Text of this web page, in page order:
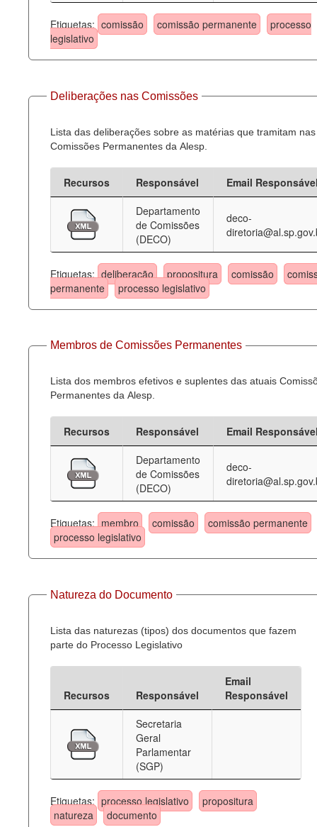
Etiquetas: comissão comissão permanente
processo
legislativo
Deliberações nas Comissões
Lista das deliberações sobre as matérias que tramitam nas
Comissões Permanentes da Alesp.
Recursos Responsável
Email
Departamento
de Comissões
(DECO)
deco-
Etiquetas: deliberação propositura comissão
permanente
processo legislativo
Membros de Comissões Permanentes
Lista dos membros efetivos e suplentes das atuais
Permanentes da Alesp.
Recursos Responsável
Email
Departamento
de Comissões
(DECO)
deco-
Etiquetas: membro comissão
comissão permanente
processo legislativo
Natureza do Documento
Lista das naturezas (tipos) dos documentos que fazem
parte do Processo Legislativo
Recursos Responsável
Email
Responsável
Secretaria
Geral
Parlamentar
(SGP)
Etiquetas: processo legislativo
propositura
natureza
documento